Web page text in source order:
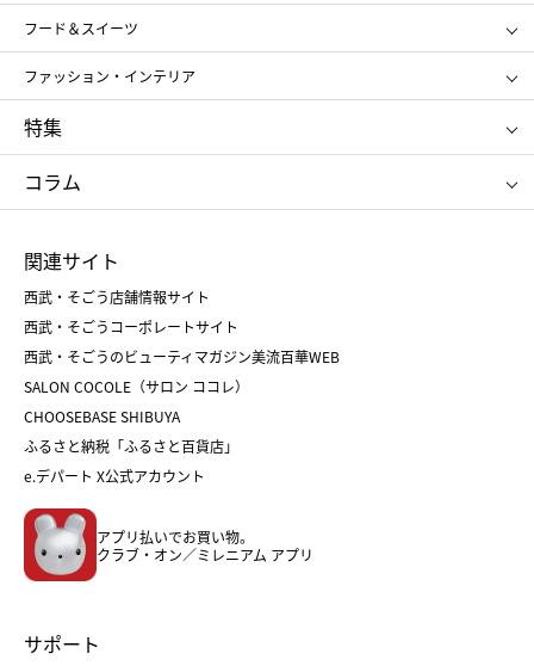
スポーツ・アウトドア
お中元
お歳暮
SHISEIDO
ポール&ジョー ボーテ
ジルスチュアート
NARS
RMK
クリニーク
SK-Ⅱ
フード＆スイーツ
アンリ・シャルパンティエ
ゴディバ
新宿高野
たねや
ねんりん家
ファッション・インテリア
ポロ ラルフ ローレン
タケオ キクチ
ママ＆キッズ
シュタイフ
特集
お中元
ひな人形
五月人形
父の日
クリスマスケーキ
ホワイトデー
コラム
菓子折り
和菓子
人気のギフト
バレンタイン
ホワイトデー
おせち
フード
ホーム・キッチン＆アート
関連サイト
西武・そごう店舗情報サイト
西武・そごうコーポレートサイト
西武・そごうのビューティマガジン美流百華WEB
SALON COCOLE（サロン ココレ）
CHOOSEBASE SHIBUYA
ふるさと納税「ふるさと百貨店」
e.デパート X公式アカウント
アプリ払いでお買い物。
クラブ・オン／ミレニアム アプリ
サポート